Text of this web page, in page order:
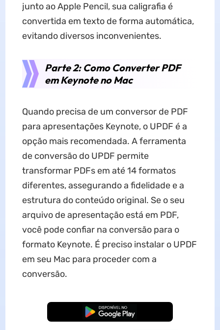
junto ao Apple Pencil, sua caligrafia é
convertida em texto de forma automática,
evitando diversos inconvenientes.
Parte 2: Como Converter PDF
em Keynote no Mac
Quando precisa de um conversor de PDF
para apresentações Keynote, o UPDF é a
opção mais recomendada. A ferramenta
de conversão do UPDF permite
transformar PDFs em até 14 formatos
diferentes, assegurando a fidelidade e a
estrutura do conteúdo original. Se o seu
arquivo de apresentação está em PDF,
você pode confiar na conversão para o
formato Keynote. É preciso instalar o UPDF
em seu Mac para proceder com a
conversão.
Baixar Grátis